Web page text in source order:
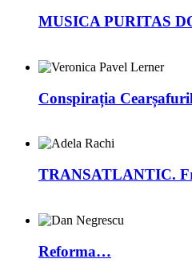
MUSICA PURITAS
Conspirația
TRANSATLANTIC.
Reforma…